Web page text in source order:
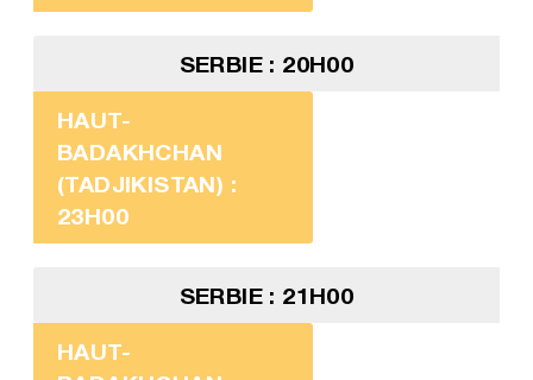
SERBIE : 20H00
HAUT-
BADAKHCHAN
(TADJIKISTAN) :
23H00
SERBIE : 21H00
HAUT-